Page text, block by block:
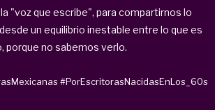
"voz que escribe", para compartirnos lo
un equilibrio inestable entre lo que es
porque no sabemos verlo.
#PorEscritorasNacidasEnLos_60s